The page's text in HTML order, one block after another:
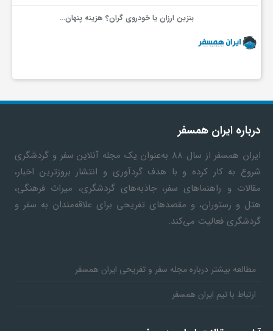
بنزین ارزان یا خودروی گران؟ هزینه پنهان…
درباره ایران همسفر
ایران همسفر
از سال ۸۸ به‎‌عنوان یک مجله آنلاین سفر و گردشگری
شروع به کار کرده و با هدف گردآوری و انتشار بروزترین اخبار،
مقالات و راهنماهای سفر، جاذبه‌های گردشگری، میراث فرهنگی،
هتل و رستوران، و مقصدهای تفریحی برای علاقه‌مندان به سفر و
گردشگری فعالیت می‌کند.
مطالعه بیشتر درباره مجله سفر و تفریحی ایران همسفر
ارتباط با تیم ایران همسفر